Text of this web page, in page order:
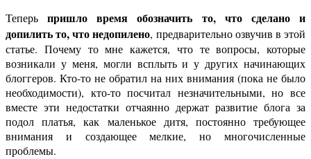
Теперьпришло время обозначить то, что сделано и
допилить то, что недопилено, предварительно озвучив в этой
статье. Почему то мне кажется, что те вопросы, которые
возникали у меня, могли всплыть и у других начинающих
блоггеров. Кто-то не обратил на них внимания (пока не было
необходимости), кто-то посчитал незначительными, но все
вместе эти недостатки отчаянно держат развитие блога за
подол платья, как маленькое дитя, постоянно требующее
внимания и создающее мелкие, но многочисленные
проблемы.